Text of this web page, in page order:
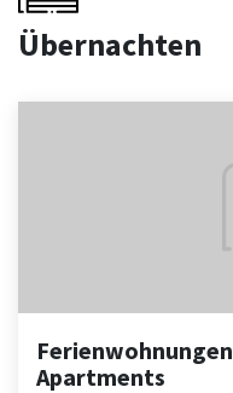
Übernachten
Apartments